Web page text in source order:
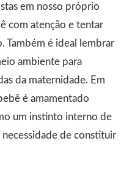
em nosso próprio
com atenção e tentar
Também é ideal lembrar
ambiente para
da maternidade. Em
é amamentado
um instinto interno de
de constituir